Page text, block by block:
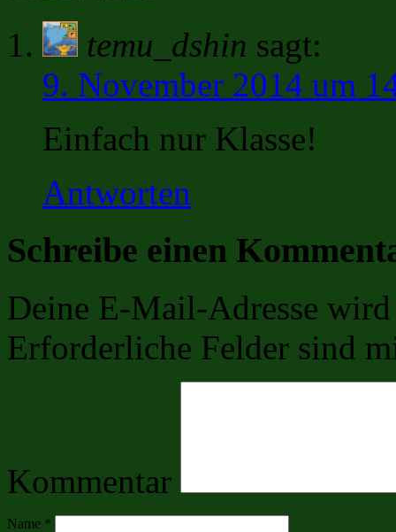
temu_dshin sagt:
9. November 2014 um
Einfach nur Klasse!
Antworten
Schreibe einen
Deine E-Mail-Adresse
Erforderliche Felder sind
Kommentar
Name *